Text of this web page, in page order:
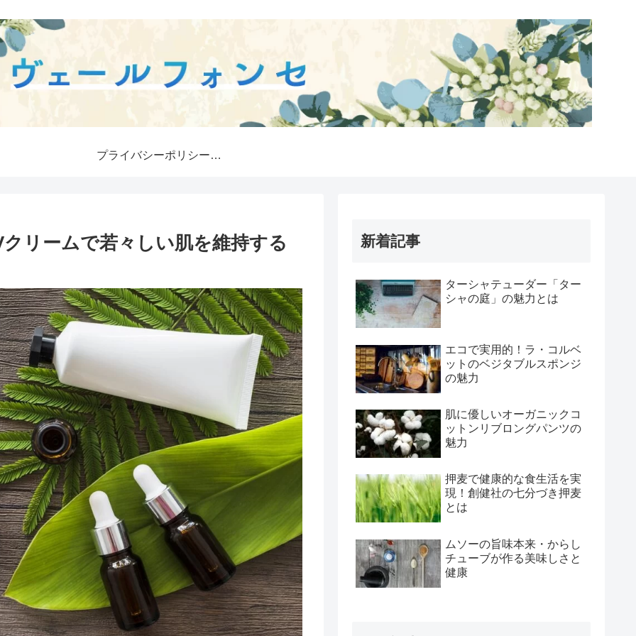
プライバシーポリシー・免責事項
リームで若々しい肌を維持する 新着記事
ターシャテューダー「ター
シャの庭」の魅力とは
エコで実用的！ラ・コルベ
ットのベジタブルスポンジ
の魅力
肌に優しいオーガニックコ
ットンリブロングパンツの
魅力
押麦で健康的な食生活を実
現！創健社の七分づき押麦
とは
ムソーの旨味本来・からし
チューブが作る美味しさと
健康